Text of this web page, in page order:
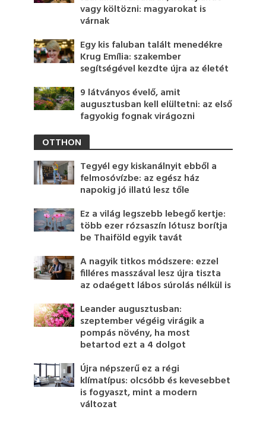
vagy költözni: magyarokat is
várnak
Egy kis faluban talált menedékre
Krug Emília: szakember
segítségével kezdte újra az életét
9 látványos évelő, amit
augusztusban kell elültetni: az első
fagyokig fognak virágozni
OTTHON
Tegyél egy kiskanálnyit ebből a
felmosóvízbe: az egész ház
napokig jó illatú lesz tőle
Ez a világ legszebb lebegő kertje:
több ezer rózsaszín lótusz borítja
be Thaiföld egyik tavát
A nagyik titkos módszere: ezzel
filléres masszával lesz újra tiszta
az odaégett lábos súrolás nélkül is
Leander augusztusban:
szeptember végéig virágik a
pompás növény, ha most
betartod ezt a 4 dolgot
Újra népszerű ez a régi
klímatípus: olcsóbb és kevesebbet
is fogyaszt, mint a modern
változat